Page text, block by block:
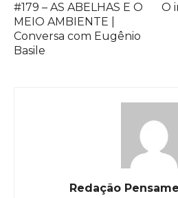
#179 – AS ABELHAS E O
MEIO AMBIENTE |
Conversa com Eugênio
Basile
O
Redação